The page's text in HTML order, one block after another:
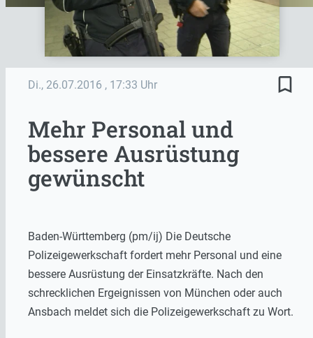
Di., 26.07.2016 , 17:33 Uhr bookmark_border
Mehr Personal und
bessere Ausrüstung
gewünscht
Baden-Württemberg (pm/ij) Die Deutsche
Polizeigewerkschaft fordert mehr Personal und eine
bessere Ausrüstung der Einsatzkräfte. Nach den
schrecklichen Ergeignissen von München oder auch
Ansbach meldet sich die Polizeigewerkschaft zu Wort.